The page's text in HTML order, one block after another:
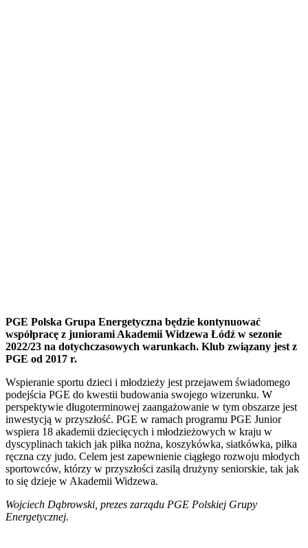
PGE Polska Grupa Energetyczna będzie kontynuować
współpracę z juniorami Akademii Widzewa Łódź w sezonie
2022/23 na dotychczasowych warunkach. Klub związany jest z
PGE od 2017 r.
Wspieranie sportu dzieci i młodzieży jest przejawem świadomego
podejścia PGE do kwestii budowania swojego wizerunku. W
perspektywie długoterminowej zaangażowanie w tym obszarze jest
inwestycją w przyszłość. PGE w ramach programu PGE Junior
wspiera 18 akademii dziecięcych i młodzieżowych w kraju w
dyscyplinach takich jak piłka nożna, koszykówka, siatkówka, piłka
ręczna czy judo. Celem jest zapewnienie ciągłego rozwoju młodych
sportowców, którzy w przyszłości zasilą drużyny seniorskie, tak jak
to się dzieje w Akademii Widzewa.
Wojciech Dąbrowski, prezes zarządu PGE Polskiej Grupy
Energetycznej.